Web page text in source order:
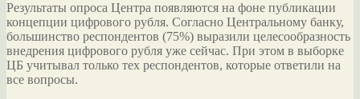
Результаты опроса Центра появляются на фоне публикации
концепции цифрового рубля. Согласно Центральному банку,
большинство респондентов (75%) выразили целесообразность
внедрения цифрового рубля уже сейчас. При этом в выборке
ЦБ учитывал только тех респондентов, которые ответили на
все вопросы.